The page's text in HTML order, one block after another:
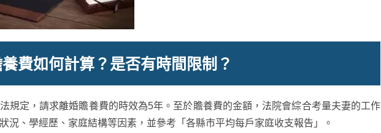
費如何計算？是否有時間限制？
規定，請求離婚贍養費的時效為5年。至於贍養費的金額，法院會綜合考量夫妻的工作
況、學經歷、家庭結構等因素，並參考「各縣市平均每戶家庭收支報告」。